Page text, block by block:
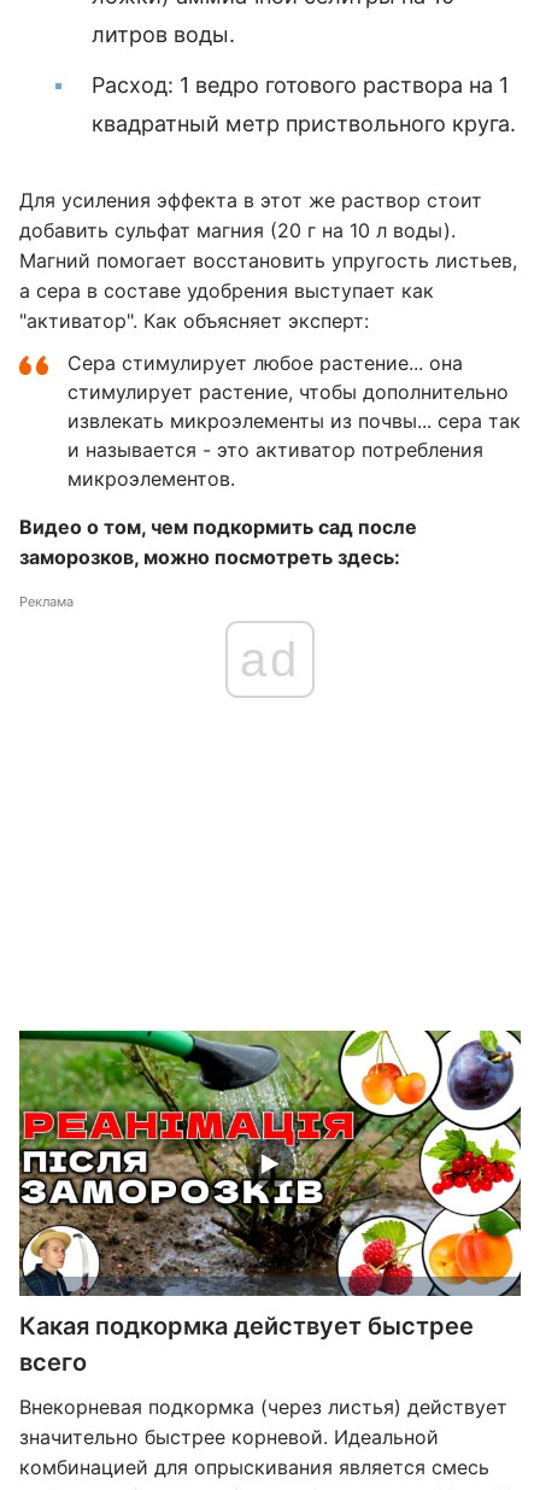
литров воды.
Расход: 1 ведро готового раствора на 1
квадратный метр приствольного круга.
Для усиления эффекта в этот же раствор стоит
добавить сульфат магния (20 г на 10 л воды).
Магний помогает восстановить упругость листьев,
а сера в составе удобрения выступает как
"активатор". Как объясняет эксперт:
Сера стимулирует любое растение... она
стимулирует растение, чтобы дополнительно
извлекать микроэлементы из почвы... сера так
и называется - это активатор потребления
микроэлементов.
Видео о том, чем подкормить сад после
заморозков, можно посмотреть здесь:
Реклама
ad
Какая подкормка действует быстрее
всего
Внекорневая подкормка (через листья) действует
значительно быстрее корневой. Идеальной
комбинацией для опрыскивания является смесь